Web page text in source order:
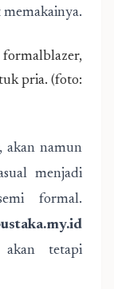
pria. (foto:
akan namun
menjadi
formal.
akan tetapi